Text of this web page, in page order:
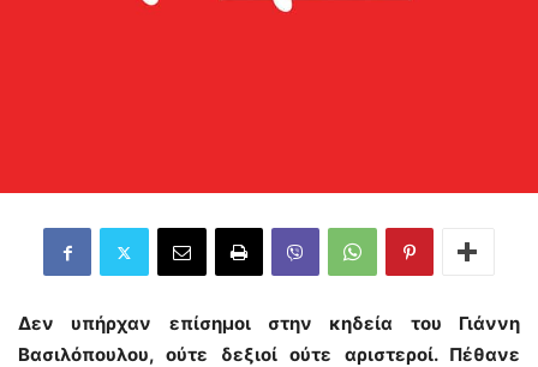
Δεν υπήρχαν επίσημοι στην κηδεία του Γιάννη
Βασιλόπουλου, ούτε δεξιοί ούτε αριστεροί. Πέθανε